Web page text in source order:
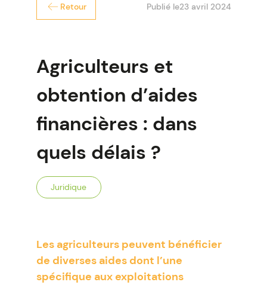
Retour Publié le23 avril 2024
Agriculteurs et
obtention d’aides
financières : dans
quels délais ?
Juridique
Les agriculteurs peuvent bénéficier
de diverses aides dont l’une
spécifique aux exploitations